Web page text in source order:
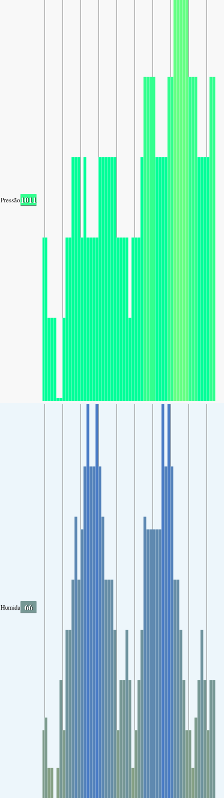
Pressão1011
Humidade66